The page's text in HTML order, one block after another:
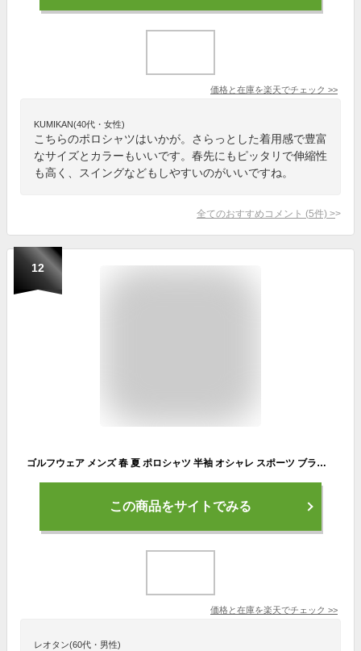
価格と在庫を楽天でチェック >>
KUMIKAN(40代・女性)
こちらのポロシャツはいかが。さらっとした着用感で豊富
なサイズとカラーもいいです。春先にもピッタリで伸縮性
も高く、スイングなどもしやすいのがいいですね。
全てのおすすめコメント (5件) >
12
ゴルフウェア メンズ 春 夏 ポロシャツ 半袖 オシャレ スポーツ ブランド 30代 40代 50代 60代 70代 速乾 ドライ シニア メンズ 激安 コーディネート 父の日 ゴルフ ギフト プレゼント polo 総柄 派手 サンタバーバラ 送料無料
この商品をサイトでみる
価格と在庫を楽天でチェック >>
レオタン(60代・男性)